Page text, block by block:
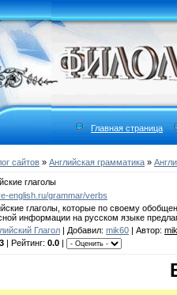
Главная страница
сайтов » Английская грамматика »
глаголы
english.ru/grammar/verbs
глаголы, которые по своему
информации на русском языке
Глагол | Добавил: mik60 | Автор:
| Рейтинг: 0.0 |